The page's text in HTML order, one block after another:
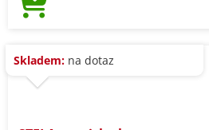
Skladem: na dotaz